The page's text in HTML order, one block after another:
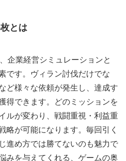
とは
企業経営シミュレーションと
です。ヴィラン討伐だけでな
ど様々な依頼が発生し、達成す
得できます。どのミッションを
ルが変わり、戦闘重視・利益重
略が可能になります。毎回引く
進め方では勝てないのも魅力で
みを与えてくれる、ゲームの奥